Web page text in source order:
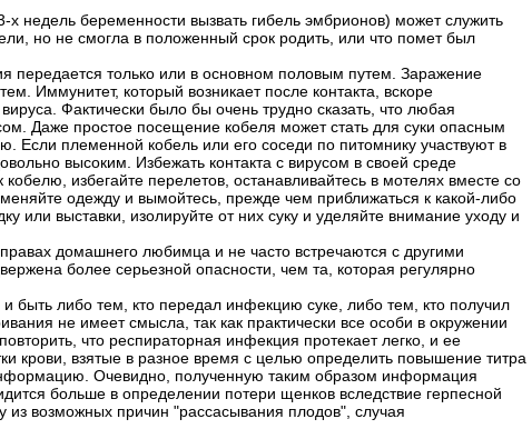
х недель беременности вызвать гибель эмбрионов) может служить
но не смогла в положенный срок родить, или что помет был
передается только или в основном половым путем. Заражение
Иммунитет, который возникает после контакта, вскоре
Фактически было бы очень трудно сказать, что любая
Даже простое посещение кобеля может стать для суки опасным
Если племенной кобель или его соседи по питомнику участвуют в
высоким. Избежать контакта с вирусом в своей среде
избегайте перелетов, останавливайтесь в мотелях вместе со
одежду и вымойтесь, прежде чем приближаться к какой-либо
выставки, изолируйте от них суку и уделяйте внимание уходу и
домашнего любимца и не часто встречаются с другими
более серьезной опасности, чем та, которая регулярно
быть либо тем, кто передал инфекцию суке, либо тем, кто получил
не имеет смысла, так как практически все особи в окружении
что респираторная инфекция протекает легко, и ее
крови, взятые в разное время с целью определить повышение титра
Очевидно, полученную таким образом информация
больше в определении потери щенков вследствие герпесной
возможных причин "рассасывания плодов", случая